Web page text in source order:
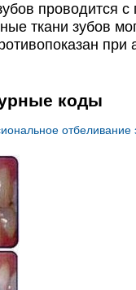
проводится с
ткани зубов
коды
отбеливание